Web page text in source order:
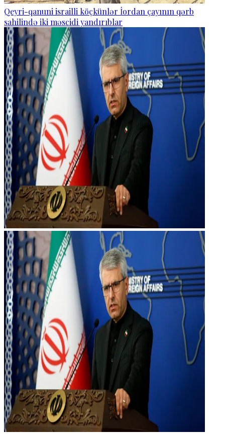
Qeyri-qanuni israilli köçkünlər İordan çayının qərb
sahilində iki məscidi yandırıblar